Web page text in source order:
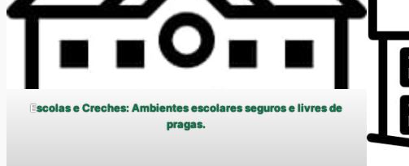
Escolas e Creches: Ambientes escolares seguros e livres de
pragas.